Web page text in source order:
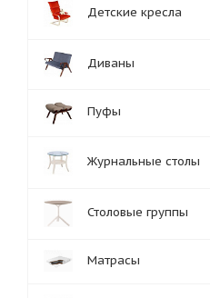
Детские кресла
Диваны
Пуфы
Журнальные столы
Столовые группы
Матрасы